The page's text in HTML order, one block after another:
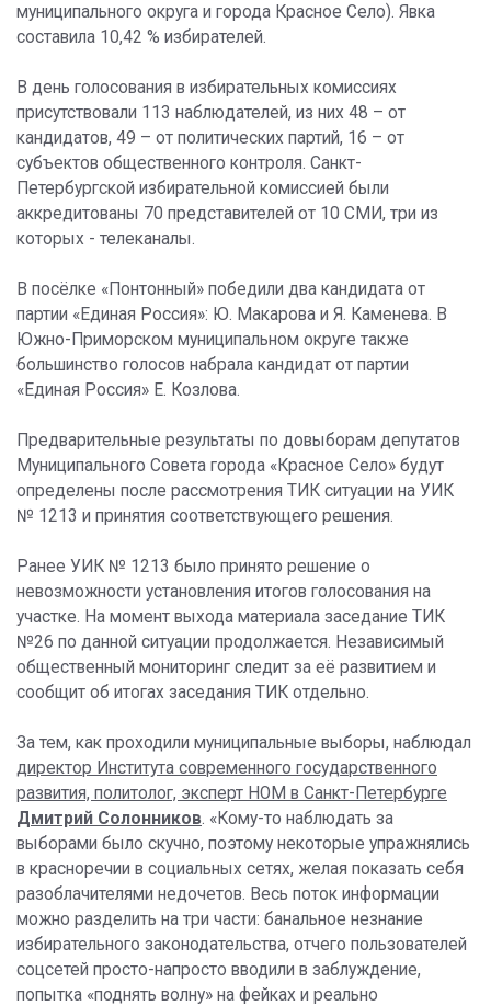
муниципального округа и города Красное Село). Явка
составила 10,42 % избирателей.
В день голосования в избирательных комиссиях
присутствовали 113 наблюдателей, из них 48 – от
кандидатов, 49 – от политических партий, 16 – от
субъектов общественного контроля. Санкт-
Петербургской избирательной комиссией были
аккредитованы 70 представителей от 10 СМИ, три из
которых - телеканалы.
В посёлке «Понтонный» победили два кандидата от
партии «Единая Россия»: Ю. Макарова и Я. Каменева. В
Южно-Приморском муниципальном округе также
большинство голосов набрала кандидат от партии
«Единая Россия» Е. Козлова.
Предварительные результаты по довыборам депутатов
Муниципального Совета города «Красное Село» будут
определены после рассмотрения ТИК ситуации на УИК
№ 1213 и принятия соответствующего решения.
Ранее УИК № 1213 было принято решение о
невозможности установления итогов голосования на
участке. На момент выхода материала заседание ТИК
№26 по данной ситуации продолжается. Независимый
общественный мониторинг следит за её развитием и
сообщит об итогах заседания ТИК отдельно.
За тем, как проходили муниципальные выборы, наблюдал
директор Института современного государственного
развития, политолог, эксперт НОМ в Санкт-Петербурге
Дмитрий Солонников. «Кому-то наблюдать за
выборами было скучно, поэтому некоторые упражнялись
в красноречии в социальных сетях, желая показать себя
разоблачителями недочетов. Весь поток информации
можно разделить на три части: банальное незнание
избирательного законодательства, отчего пользователей
соцсетей просто-напросто вводили в заблуждение,
попытка «поднять волну» на фейках и реально